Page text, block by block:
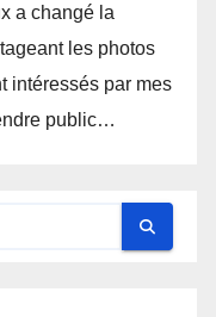
a changé la
les photos
intéressés par mes
public…